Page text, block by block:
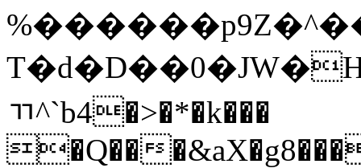
ﾢ^`b4�>�*�k���
�Q��